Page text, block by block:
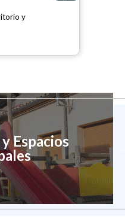
y
Espacios